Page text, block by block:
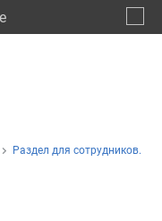
Раздел для сотрудников.